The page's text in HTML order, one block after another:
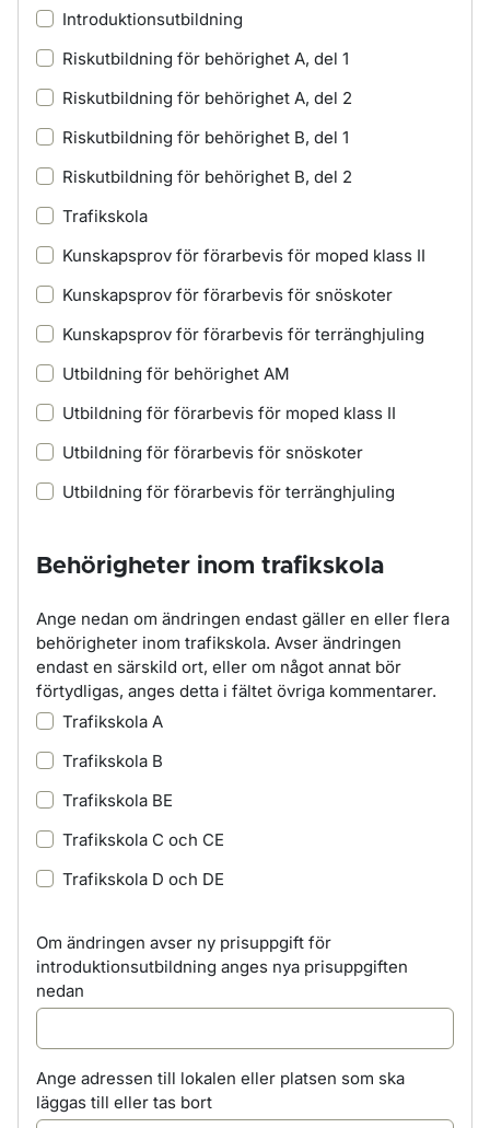
Introduktionsutbildning
Riskutbildning för behörighet A, del 1
Riskutbildning för behörighet A, del 2
Riskutbildning för behörighet B, del 1
Riskutbildning för behörighet B, del 2
Trafikskola
Kunskapsprov för förarbevis för moped klass II
Kunskapsprov för förarbevis för snöskoter
Kunskapsprov för förarbevis för terränghjuling
Utbildning för behörighet AM
Utbildning för förarbevis för moped klass II
Utbildning för förarbevis för snöskoter
Utbildning för förarbevis för terränghjuling
Behörigheter inom trafikskola
Ange nedan om ändringen endast gäller en eller flera
behörigheter inom trafikskola. Avser ändringen
endast en särskild ort, eller om något annat bör
förtydligas, anges detta i fältet övriga kommentarer.
Trafikskola A
Trafikskola B
Trafikskola BE
Trafikskola C och CE
Trafikskola D och DE
Om ändringen avser ny prisuppgift för
introduktionsutbildning anges nya prisuppgiften
nedan
Ange adressen till lokalen eller platsen som ska
läggas till eller tas bort